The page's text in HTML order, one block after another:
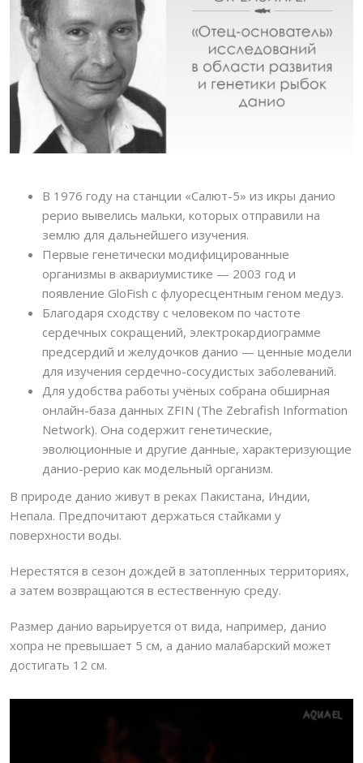
В 1976 году на станции «Салют-5» из икры данио
рерио вывелись мальки, которых отправили на
землю для дальнейшего изучения.
Первые генетически модифицированные
организмы в аквариумистике — 2003 год и
появление GloFish с флуоресцентным геном медуз.
Благодаря сходству с человеком по частоте
сердечных сокращений, электрокардиограмме
предсердий и желудочков данио — ценные модели
для изучения сердечно-сосудистых заболеваний.
Для удобства работы учёных собрана обширная
онлайн-база данных ZFIN (The Zebrafish Information
Network). Она содержит генетические,
эволюционные и другие данные, характеризующие
данио-рерио как модельный организм.
В природе данио живут в реках Пакистана, Индии,
Непала. Предпочитают держаться стайками у
поверхности воды.
Нерестятся в сезон дождей в затопленных территориях,
а затем возвращаются в естественную среду.
Размер данио варьируется от вида, например, данио
хопра не превышает 5 см, а данио малабарский может
достигать 12 см.